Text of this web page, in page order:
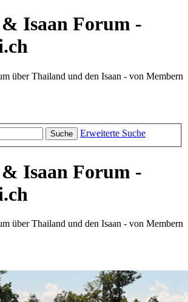
Isaan Forum -
über Thailand und den Isaan - von Membern
Suche Erweiterte Suche
Isaan Forum -
über Thailand und den Isaan - von Membern